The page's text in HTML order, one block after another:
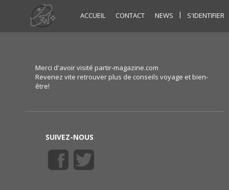
ACCUEIL CONTACT NEWS | S'IDENTIFIER
Merci d'avoir visité partir-magazine.com
Revenez vite retrouver plus de conseils voyage et bien-
être!
SUIVEZ-NOUS